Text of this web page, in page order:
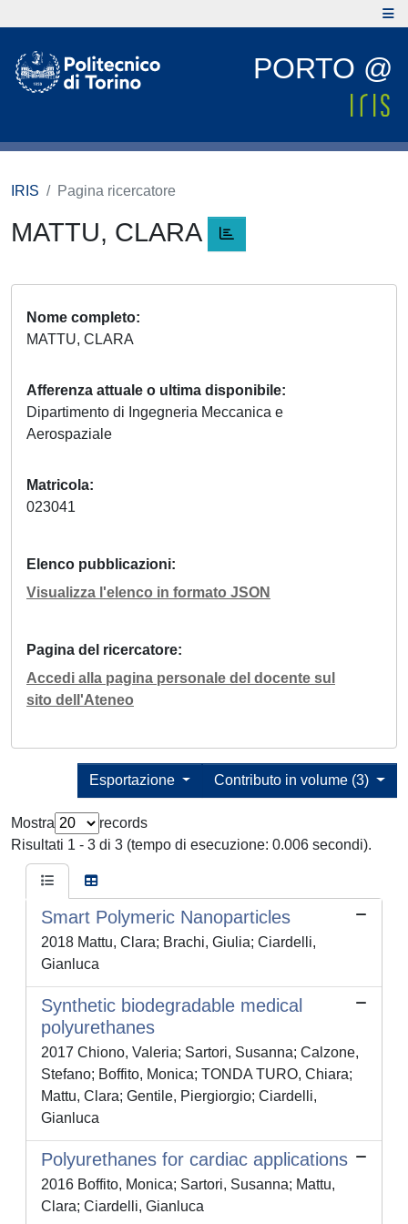
PORTO @
IRIS Pagina ricercatore
MATTU, CLARA
Nome completo
MATTU, CLARA
Afferenza attuale o ultima disponibile
Dipartimento di Ingegneria Meccanica e
Aerospaziale
Matricola
023041
Elenco pubblicazioni
Visualizza l'elenco in formato JSON
Pagina del ricercatore
Accedi alla pagina personale del docente sul
sito dell'Ateneo
Contributo in volume (3)
Esportazione
Mostra
records
Risultati 1 - 3 di 3 (tempo di esecuzione: 0.006 secondi).
Smart Polymeric Nanoparticles
2018 Mattu, Clara; Brachi, Giulia; Ciardelli,
Gianluca
Synthetic biodegradable medical
polyurethanes
2017 Chiono, Valeria; Sartori, Susanna; Calzone,
Stefano; Boffito, Monica; TONDA TURO, Chiara;
Mattu, Clara; Gentile, Piergiorgio; Ciardelli,
Gianluca
Polyurethanes for cardiac applications
2016 Boffito, Monica; Sartori, Susanna; Mattu,
Clara; Ciardelli, Gianluca